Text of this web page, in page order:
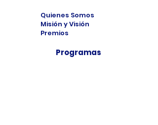
Quienes Somos
Misión y Visión
Premios
Programas